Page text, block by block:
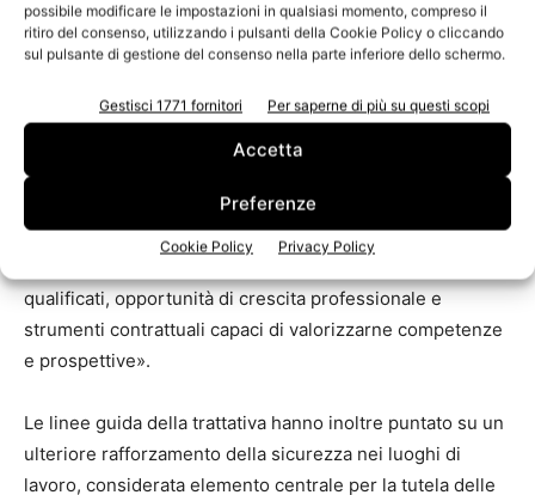
possibile modificare le impostazioni in qualsiasi momento, compreso il
ritiro del consenso, utilizzando i pulsanti della Cookie Policy o cliccando
sul pulsante di gestione del consenso nella parte inferiore dello schermo.
Gestisci 1771 fornitori Per saperne di più su questi scopi
Accetta
Preferenze
Cookie Policy Privacy Policy
Giovani, competenze e sicurezza al
Particolare attenzione è stata dedicata all’attrattività del
settore per le nuove generazioni. «L’accordo – ha
sottolineato Amelio Cecchini, capo delegazione
Assografici – è fortemente orientato a favorire l’ingresso
qualificati, opportunità di crescita professionale e
strumenti contrattuali capaci di valorizzarne competenze
e prospettive».
Le linee guida della trattativa hanno inoltre puntato su un
ulteriore rafforzamento della sicurezza nei luoghi di
lavoro, considerata elemento centrale per la tutela delle